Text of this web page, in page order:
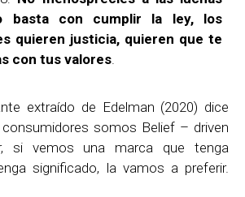
basta con cumplir la ley, los
quieren justicia, quieren que te
con tus valores.
extraído de Edelman (2020) dice
somos Belief – driven
si vemos una marca que tenga
significado, la vamos a preferir.